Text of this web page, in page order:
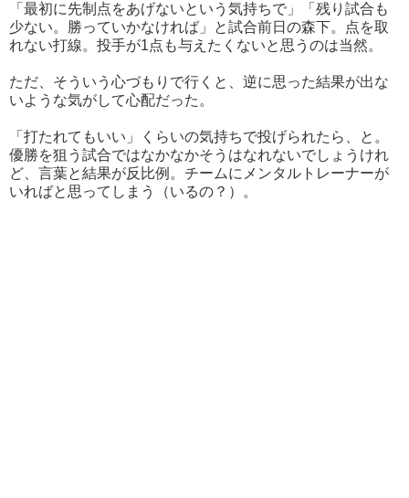
「最初に先制点をあげないという気持ちで」「残り試合も
少ない。勝っていかなければ」と試合前日の森下。点を取
れない打線。投手が1点も与えたくないと思うのは当然。
ただ、そういう心づもりで行くと、逆に思った結果が出な
いような気がして心配だった。
「打たれてもいい」くらいの気持ちで投げられたら、と。
優勝を狙う試合ではなかなかそうはなれないでしょうけれ
ど、言葉と結果が反比例。チームにメンタルトレーナーが
いればと思ってしまう（いるの？）。